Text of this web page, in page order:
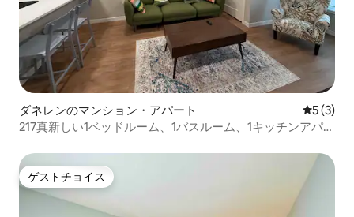
ダネレンのマンション・アパート レビュー
5 (3)
217真新しい1ベッドルーム、1バスルーム、1キッチンアパー
ゲストチョイス
ゲストチョイス